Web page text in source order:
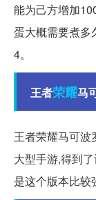
能为己方增加
蛋大概需要煮多
4。
王者荣耀马
王者荣耀马可波
大型手游,得到
是这个版本比较